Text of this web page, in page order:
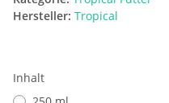
Hersteller: Tropical
Inhalt